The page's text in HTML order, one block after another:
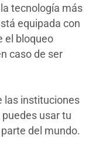
tecnología más
equipada con
el bloqueo
caso de ser
las instituciones
usar tu
del mundo.